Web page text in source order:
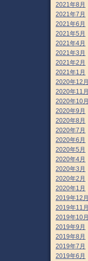
2021年8月
2021年7月
2021年6月
2021年5月
2021年4月
2021年3月
2021年2月
2021年1月
2020年12月
2020年11月
2020年10月
2020年9月
2020年8月
2020年7月
2020年6月
2020年5月
2020年4月
2020年3月
2020年2月
2020年1月
2019年12月
2019年11月
2019年10月
2019年9月
2019年8月
2019年7月
2019年6月